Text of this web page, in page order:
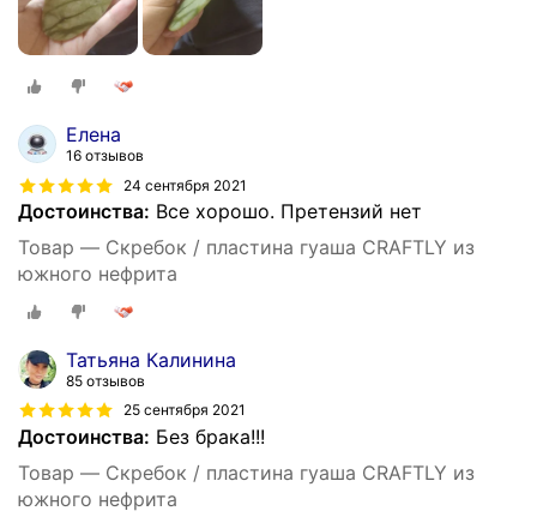
Елена
16 отзывов
24 сентября 2021
Достоинства: Все хорошо. Претензий нет
Товар — Скребок / пластина гуаша CRAFTLY из
южного нефрита
Татьяна Калинина
85 отзывов
25 сентября 2021
Достоинства: Без брака!!!
Товар — Скребок / пластина гуаша CRAFTLY из
южного нефрита